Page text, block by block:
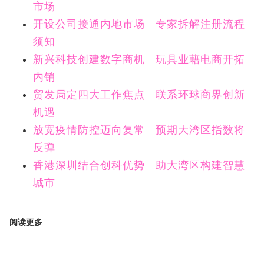
市场
开设公司接通内地市场 专家拆解注册流程
须知
新兴科技创建数字商机 玩具业藉电商开拓
内销
贸发局定四大工作焦点 联系环球商界创新
机遇
放宽疫情防控迈向复常 预期大湾区指数将
反弹
香港深圳结合创科优势 助大湾区构建智慧
城市
阅读更多